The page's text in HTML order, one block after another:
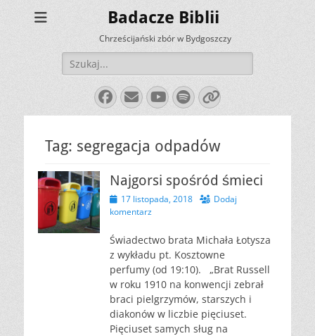
Badacze Biblii
Chrześcijański zbór w Bydgoszczy
Szukaj:
Facebook
E-
mail
YouTube
Spotify
Link
Tag: segregacja odpadów
Najgorsi spośród śmieci
Opublikowano
17 listopada, 2018
Dodaj
komentarz
Świadectwo brata Michała Łotysza
z wykładu pt. Kosztowne
perfumy (od 19:10). „Brat Russell
w roku 1910 na konwencji zebrał
braci pielgrzymów, starszych i
diakonów w liczbie pięciuset.
Pięciuset samych sług na